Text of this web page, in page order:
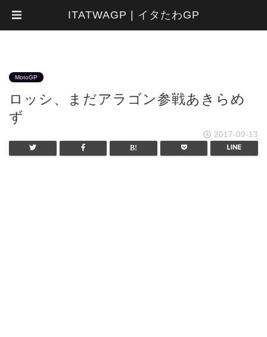
MotoGP
ロッシ、まだアラゴン参戦あきらめ
ず
2017-09-13
ITATWAGP | イタたわGP